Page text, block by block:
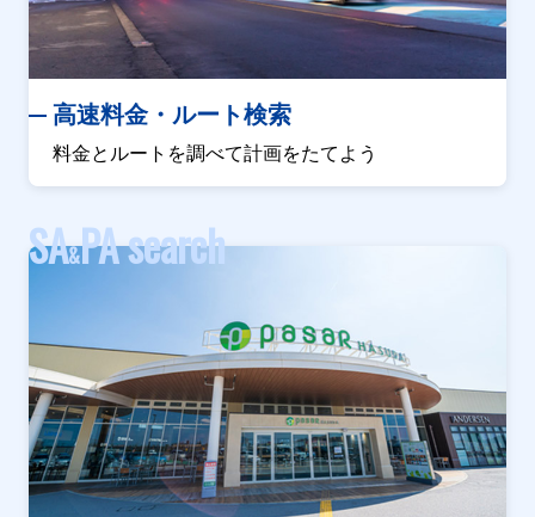
高速料金・ルート検索
料金とルートを調べて計画をたてよう
SA&PA search